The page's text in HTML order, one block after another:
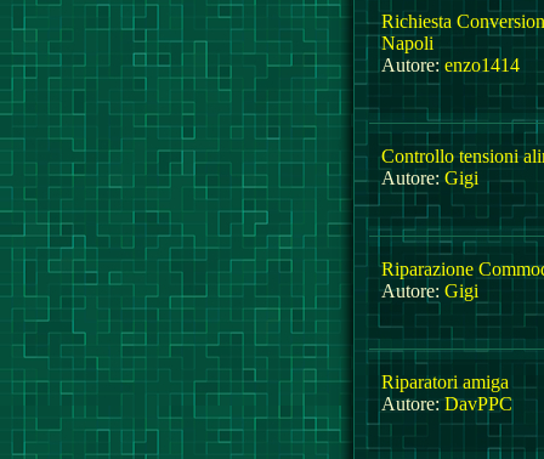
Richiesta
Napoli
Autore: enzo1414
Controllo tensioni
Autore: Gigi
Riparazione
Autore: Gigi
Riparatori amiga
Autore: DavPPC